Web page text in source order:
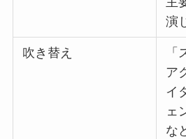
演
吹き替え
ア
イ
ェ
な